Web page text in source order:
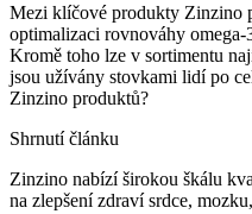
Mezi klíčové produkty Zinzino
optimalizaci rovnováhy omega-
Kromě toho lze v sortimentu
jsou užívány stovkami lidí po
Zinzino produktů?
Shrnutí článku
Zinzino nabízí širokou škálu
na zlepšení zdraví srdce,